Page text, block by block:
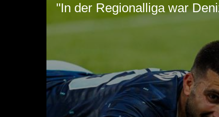
"In der Regionalliga war
"In der Regionalliga
Die Magenta-Experten Tobias
zeigen sich begeistert von Deniz
Spielverständnis, Raumgefühl
WM 2026